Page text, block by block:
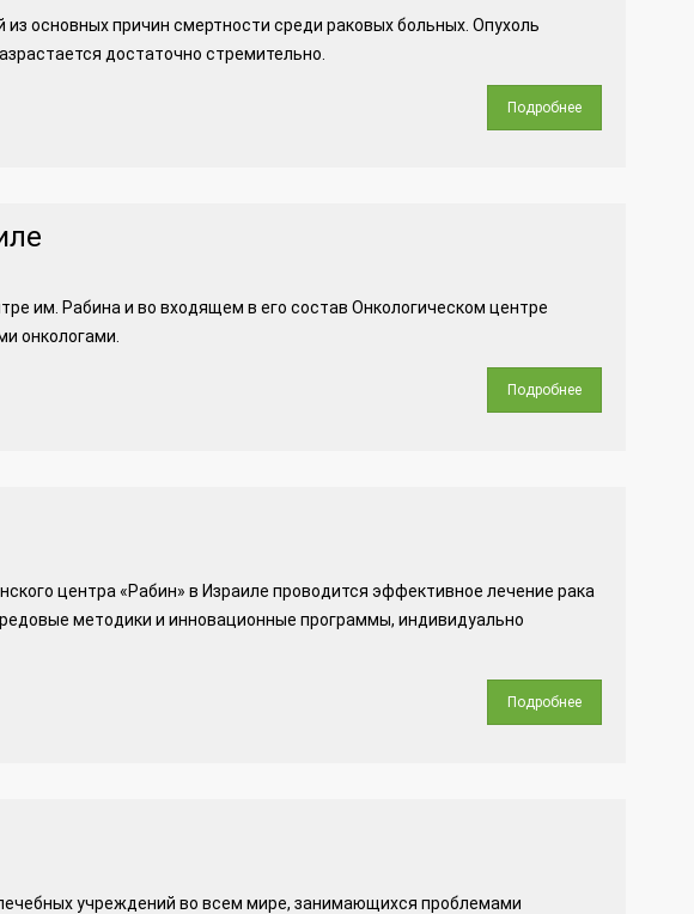
основных причин смертности среди раковых больных. Опухоль
достаточно стремительно.
Подробнее
им. Рабина и во входящем в его состав Онкологическом центре
онкологами.
Подробнее
центра «Рабин» в Израиле проводится эффективное лечение рака
методики и инновационные программы, индивидуально
Подробнее
учреждений во всем мире, занимающихся проблемами